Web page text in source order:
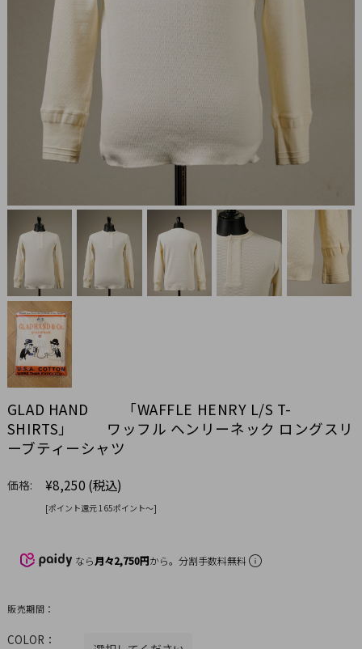
GLAD HAND 「WAFFLE HENRY L/S T-
SHIRTS」 ワッフル ヘンリーネック ロングスリ
ーブティーシャツ
価格: ¥8,250 (税込)
[ポイント還元 165ポイント〜]
なら月々2,750円から。分割手数料無料
販売期間：
COLOR：